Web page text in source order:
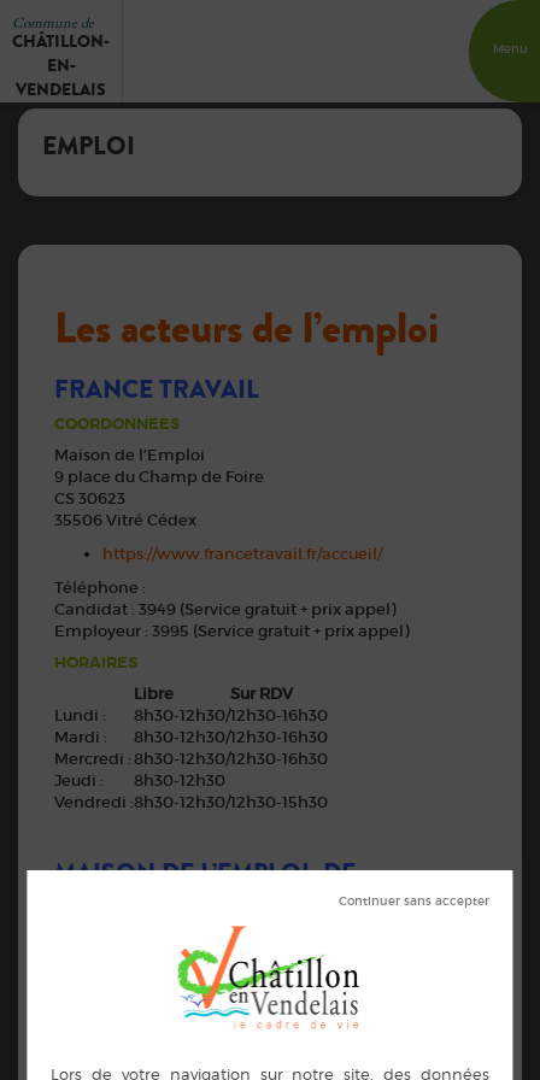
Commune de
CHÂTILLON-
EN-
VENDELAIS
Menu
EMPLOI
Les acteurs de l’emploi
FRANCE TRAVAIL
COORDONNEES
Maison de l’Emploi
9 place du Champ de Foire
CS 30623
35506 Vitré Cédex
https://www.francetravail.fr/accueil/
Téléphone :
Candidat : 3949 (Service gratuit + prix appel)
Employeur : 3995 (Service gratuit + prix appel)
HORAIRES
Libre
Sur RDV
Lundi :
8h30-12h30/12h30-16h30
Mardi :
8h30-12h30/12h30-16h30
Mercredi : 8h30-12h30/12h30-16h30
Jeudi :
8h30-12h30
Vendredi :8h30-12h30/12h30-15h30
MAISON DE L’EMPLOI, DE
L’ENTREPRISE ET DE LA FORMATION
DU PAYS DE VITRÉ
Vous chercher un emploi ?
Vous chercher à créer votre activité ?
Vous chercher une formation ?
Vous pouvez vous rendre à la Maison de l’emploi, de